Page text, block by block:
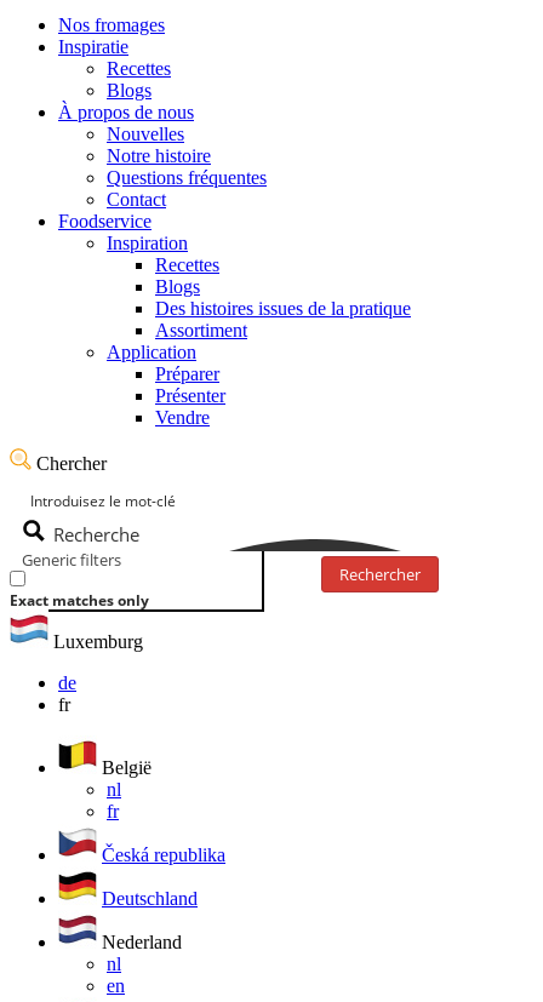
Nos fromages
Inspiratie
Recettes
Blogs
À propos de nous
Nouvelles
Notre histoire
Questions fréquentes
Contact
Foodservice
Inspiration
Recettes
Blogs
Des histoires issues de la pratique
Assortiment
Application
Préparer
Présenter
Vendre
Chercher
Recherche
Generic filters
Exact matches only
Rechercher
Luxemburg
de
fr
België
nl
fr
Česká republika
Deutschland
Nederland
nl
en